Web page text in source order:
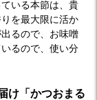
いる本節は、貴
を最大限に活か
るので、お味噌
るので、使い分
け「かつおまる